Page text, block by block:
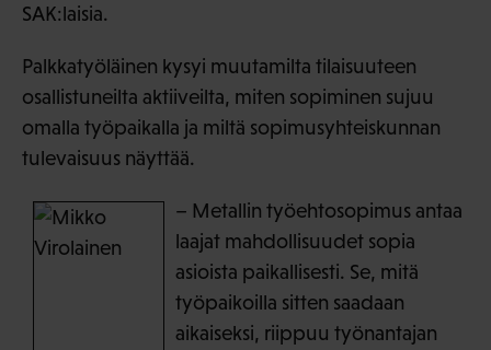
SAK:laisia.
Palkkatyöläinen kysyi muutamilta tilaisuuteen
osallistuneilta aktiiveilta, miten sopiminen sujuu
omalla työpaikalla ja miltä sopimusyhteiskunnan
tulevaisuus näyttää.
– Metallin työehtosopimus antaa
laajat mahdollisuudet sopia
asioista paikallisesti. Se, mitä
työpaikoilla sitten saadaan
aikaiseksi, riippuu työnantajan